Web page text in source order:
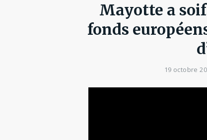
Mayotte a
fonds
19 octobre